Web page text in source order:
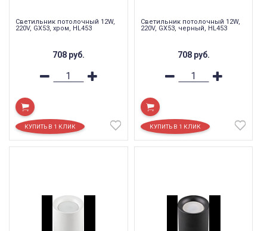
Светильник потолочный 12W,
220V, GX53, хром, HL453
708 руб.
Светильник потолочный 12W,
220V, GX53, черный, HL453
708 руб.